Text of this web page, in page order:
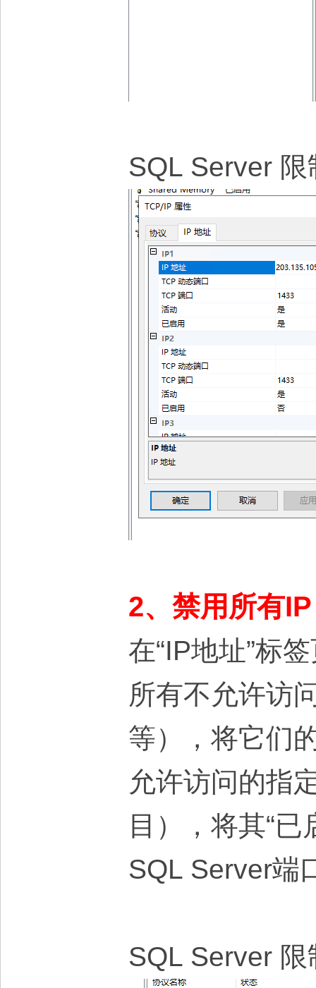
SQL Server
2、禁用所有
在“IP地址”标
所有不允许访
等），将它们
允许访问的指
目），将其“已
SQL Server端
SQL Server